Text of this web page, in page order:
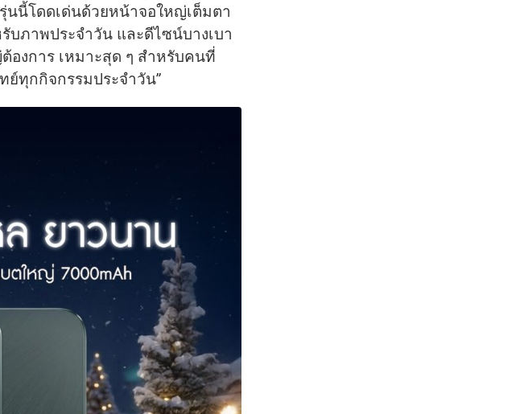
นนี้โดดเด่นด้วยหน้าจอใหญ่เต็มตา
บภาพประจำวัน และดีไซน์บางเบา
งการ เหมาะสุด ๆ สำหรับคนที่
ย์ทุกกิจกรรมประจำวัน”